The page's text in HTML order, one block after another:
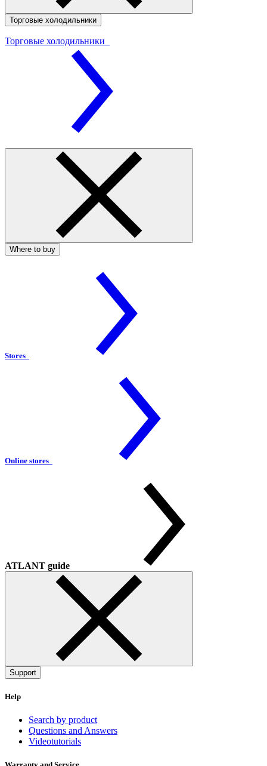
Торговые холодильники
Торговые холодильники
Where to buy
Stores
Online stores
ATLANT guide
Support
Help
Search by product
Questions and Answers
Videotutorials